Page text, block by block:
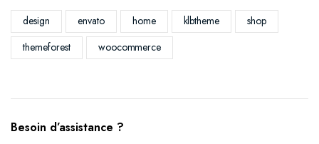
design envato home klbtheme
shop
themeforest
woocommerce
Besoin d’assistance ?